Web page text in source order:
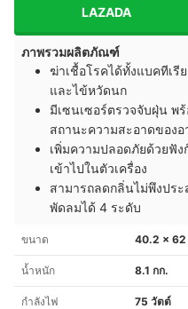
LAZADA
ภาพรวมผลิตภัณฑ์
ฆ่าเชื้อโรคได้ทั้งแบคทีเรี
และไข้หวัดนก
มีเซนเซอร์ตรวจจับฝุ่น พ
สถานะความสะอาดของอ
เพิ่มความปลอดภัยด้วยฟั
เข้าไปในตัวเครื่อง
สามารถลดกลิ่นไม่พึงปร
พัดลมได้ 4 ระดับ
ขนาด 40.2 x
น้ำหนัก 8.1 กก.
กำลังไฟ 75 วัตต์